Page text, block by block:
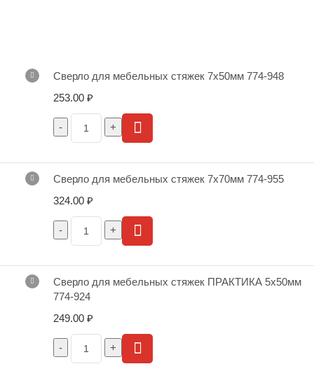
Сверло для мебельных стяжек 7х50мм 774-948
253.00 ₽
Сверло для мебельных стяжек 7х70мм 774-955
324.00 ₽
Сверло для мебельных стяжек ПРАКТИКА 5х50мм
774-924
249.00 ₽